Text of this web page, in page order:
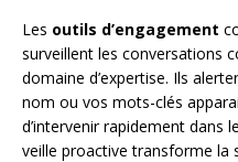
Les outils d’engagement
surveillent les conversations
domaine d’expertise. Ils
nom ou vos mots-clés
d’intervenir rapidement dans
veille proactive transforme la